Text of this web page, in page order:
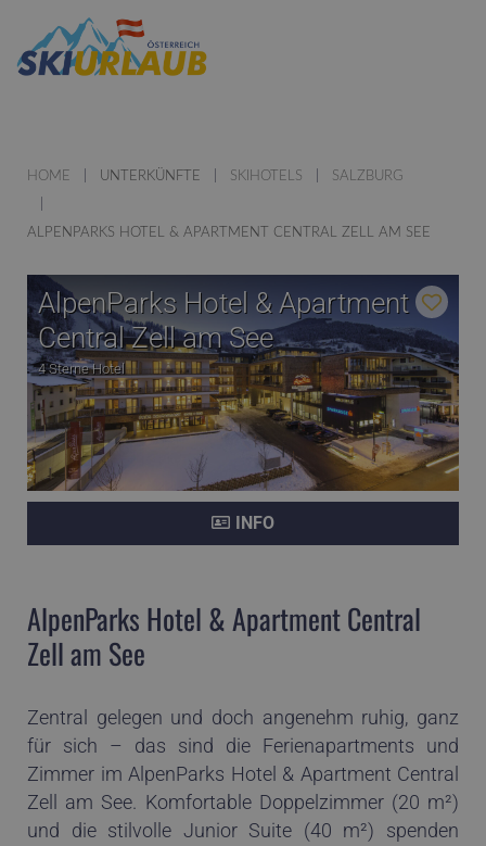
HOME UNTERKÜNFTE SKIHOTELS SALZBURG
ALPENPARKS HOTEL & APARTMENT CENTRAL ZELL AM SEE
AlpenParks Hotel & Apartment
Central Zell am See
4 Sterne Hotel
INFO
AlpenParks Hotel & Apartment Central
Zell am See
Zentral gelegen und doch angenehm ruhig, ganz
für sich – das sind die Ferienapartments und
Zimmer im AlpenParks Hotel & Apartment Central
Zell am See. Komfortable Doppelzimmer (20 m²)
und die stilvolle Junior Suite (40 m²) spenden